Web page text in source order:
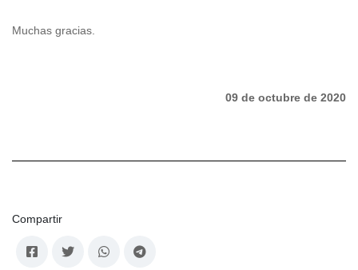
Muchas gracias.
09 de octubre de 2020
Compartir